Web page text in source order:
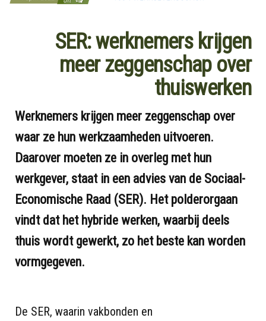
SER: werknemers krijgen
meer zeggenschap over
thuiswerken
Werknemers krijgen meer zeggenschap over
waar ze hun werkzaamheden uitvoeren.
Daarover moeten ze in overleg met hun
werkgever, staat in een advies van de Sociaal-
Economische Raad (SER). Het polderorgaan
vindt dat het hybride werken, waarbij deels
thuis wordt gewerkt, zo het beste kan worden
vormgegeven.
De SER, waarin vakbonden en